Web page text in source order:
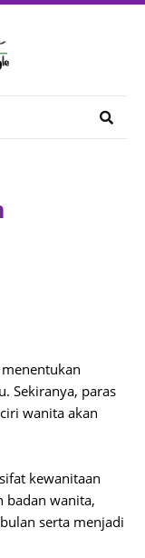
menentukan
Sekiranya, paras
wanita akan
kewanitaan
badan wanita,
serta menjadi